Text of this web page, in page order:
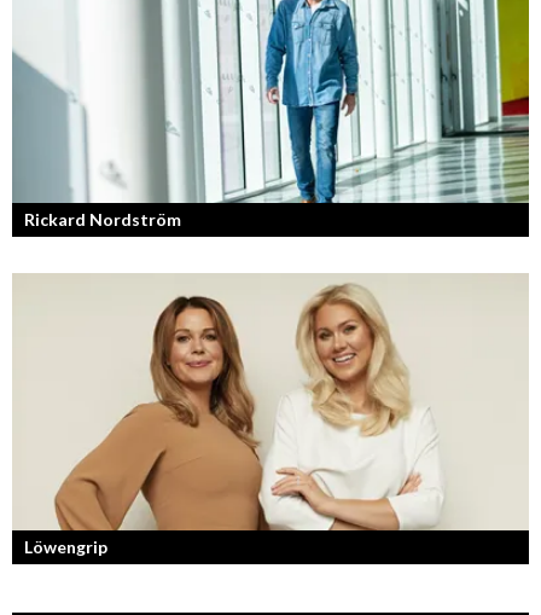
Rickard Nordström
Läraren som omfamnar sociala medier.
Löwengrip